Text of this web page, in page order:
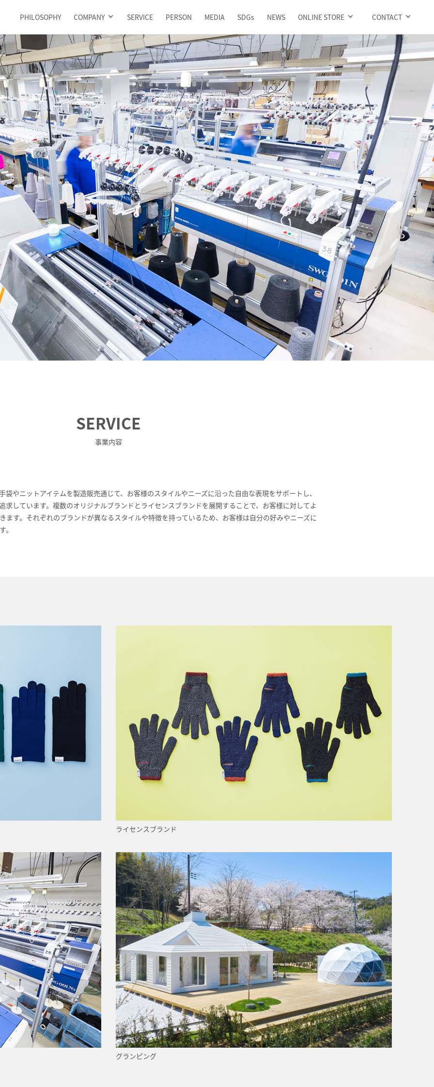
PHILOSOPHY COMPANY SERVICE PERSON MEDIA SDGs NEWS ONLINE STORE CONTACT
SERVICE
事業内容
袋やニットアイテムを製造販売通じて、お客様のスタイルやニーズに沿った自由な表現をサポートし、
求しています。複数のオリジナルブランドとライセンスブランドを展開することで、お客様に対してよ
ます。それぞれのブランドが異なるスタイルや特徴を持っているため、お客様は自分の好みやニーズに
。
ライセンスブランド
グランピング